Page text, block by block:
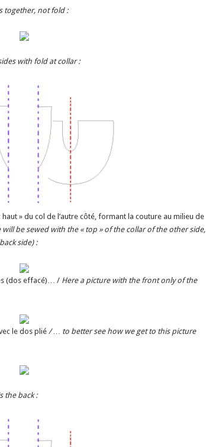
together, not fold :
with fold at collar :
haut » du col de l’autre côté, formant la couture au milieu de
be sewed with the « top » of the collar of the other side,
side) :
(dos effacé)… / Here a picture with the front only of the
le dos plié / … to better see how we get to this picture
the back :